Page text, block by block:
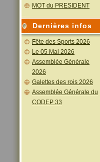
MOT du PRESIDENT
Dernières infos
Fête des Sports 2026
Le 05 Mai 2026
Assemblée Générale
2026
Galettes des rois 2026
Assemblée Générale du
CODEP 33